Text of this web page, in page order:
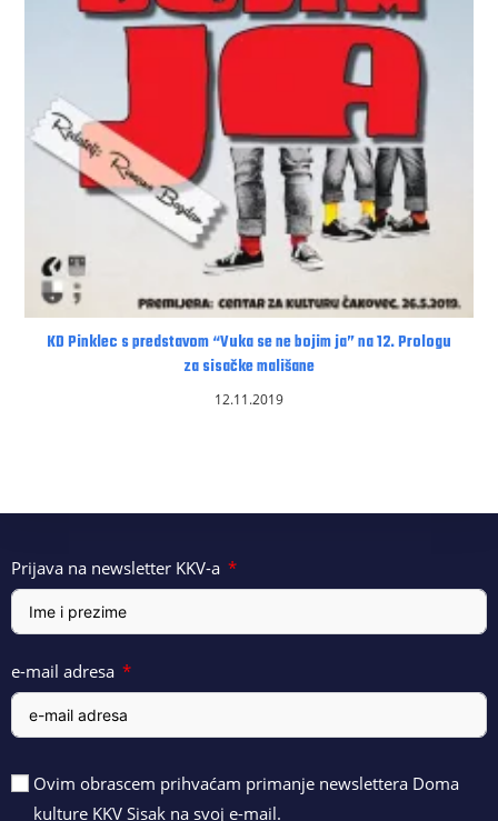
KD Pinklec s predstavom “Vuka se ne bojim ja” na 12. Prologu
za sisačke mališane
12.11.2019
Prijava na newsletter KKV-a
e-mail adresa
Ovim obrascem prihvaćam primanje newslettera Doma
kulture KKV Sisak na svoj e-mail.